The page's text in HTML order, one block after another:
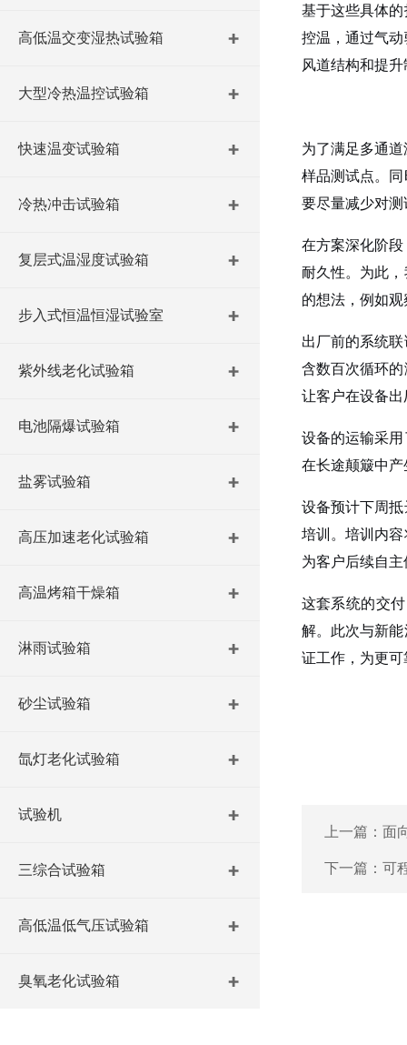
高低温交变湿热试验箱
大型冷热温控试验箱
快速温变试验箱
冷热冲击试验箱
复层式温湿度试验箱
步入式恒温恒湿试验室
紫外线老化试验箱
电池隔爆试验箱
盐雾试验箱
高压加速老化试验箱
高温烤箱干燥箱
淋雨试验箱
砂尘试验箱
氙灯老化试验箱
试验机
三综合试验箱
高低温低气压试验箱
臭氧老化试验箱
基于这些具体
控温，通过气
风道结构和提
为了满足多通
样品测试点。
要尽量减少对
在方案深化阶
耐久性。为此
的想法，例如
出厂前的系统
含数百次循环
让客户在设备
设备的运输采
在长途颠簸中
设备预计下周
培训。培训内
为客户后续自
这套系统的交
解。此次与新
证工作，为更
上一篇： 面
下一篇： 可